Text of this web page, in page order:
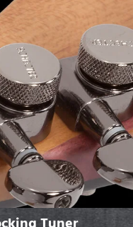
Tuner